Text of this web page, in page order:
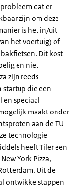
dat er
zijn om deze
is het in/uit
het voertuig) of
bakfietsen. Dit kost
en niet
zijn reeds
startup die een
en speciaal
maakt onder
aan de TU
technologie
heeft Tiler een
York Pizza,
Uit de
ontwikkelstappen